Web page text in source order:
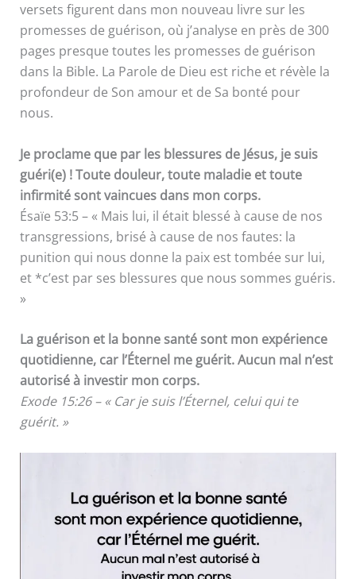
versets figurent dans mon nouveau livre sur les
promesses de guérison, où j’analyse en près de 300
pages presque toutes les promesses de guérison
dans la Bible. La Parole de Dieu est riche et révèle la
profondeur de Son amour et de Sa bonté pour
nous.
Je proclame que par les blessures de Jésus, je suis
guéri(e) ! Toute douleur, toute maladie et toute
infirmité sont vaincues dans mon corps.
Ésaïe 53:5 – « Mais lui, il était blessé à cause de nos
transgressions, brisé à cause de nos fautes: la
punition qui nous donne la paix est tombée sur lui,
et *c’est par ses blessures que nous sommes guéris.
»
La guérison et la bonne santé sont mon expérience
quotidienne, car l’Éternel me guérit. Aucun mal n’est
autorisé à investir mon corps.
Exode 15:26 – « Car je suis l’Éternel, celui qui te
guérit. »